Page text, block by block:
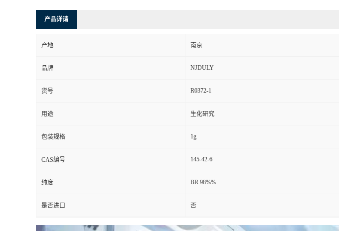
产品详请
产地 南京
品牌 NJDULY
货号 R0372-1
用途 生化研究
包装规格 1g
CAS编号 145-42-6
纯度 BR 98%%
是否进口 否